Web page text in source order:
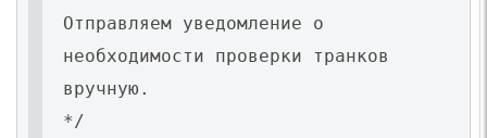
Отправляем уведомление о
необходимости проверки транков
вручную.
*/